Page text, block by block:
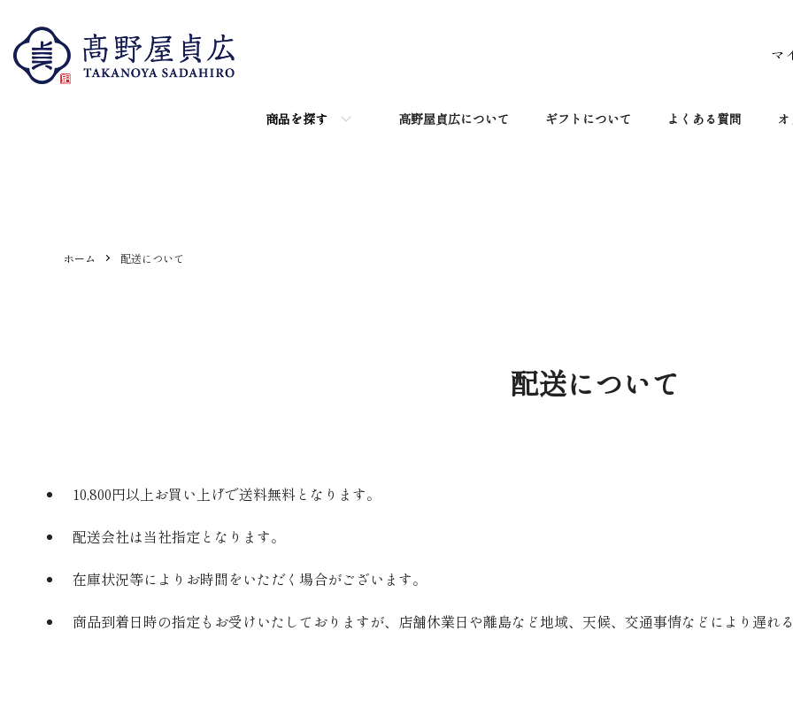
商品を探す 高野屋貞広について ギフトについて よくある質問
マ
ホーム 配送について
配送 に つ い て
10,800円以上お買い上げで送料無料となります。
配送会社は当社指定となります。
在庫状況等によりお時間をいただく場合がございます。
商品到着日時の指定もお受けいたしておりますが、店舗休業日や離島など地域、天候、交通事情などにより遅れ